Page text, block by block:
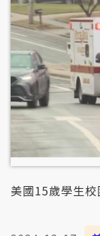
美國15歲學生